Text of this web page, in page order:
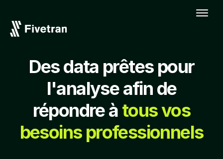
Des data prêtes pour
l'analyse afin de
répondre à tous vos
besoins professionnels